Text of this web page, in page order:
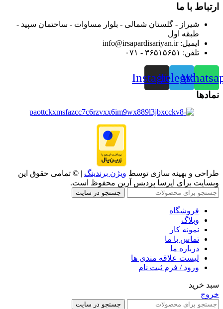
ارتباط با ما
شیراز - گلستان شمالی - بلوار مساوات - ساختمان سپید -
طبقه اول
ایمیل: info@irsapardisariyan.ir
تلفن: ۳۶۵۱۵۶۵۱ - ۰۷۱
Telegram
Instagram
نمادها
طراحی و بهینه سازی توسط ویژن برندینگ | © تمامی حقوق این
وبسایت برای ایرسا پردیس آرین محفوظ است.
جستجو در سایت
فروشگاه
وبلاگ
نمونه کار
تماس با ما
درباره ما
لیست علاقه مندی ها
ورود / فرم ثبت نام
سبد خرید
خروج
جستجو در سایت